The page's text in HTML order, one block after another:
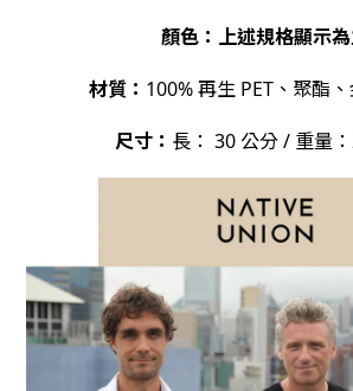
顏色：上述規格顯示
材質： 100% 再生 PET、聚酯
尺寸： 長： 30 公分 / 重量：